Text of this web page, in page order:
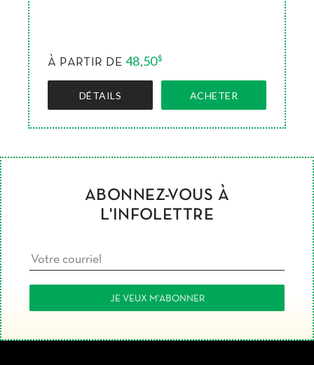
À PARTIR DE 48,50$
DÉTAILS ACHETER
ABONNEZ-VOUS À
L'INFOLETTRE